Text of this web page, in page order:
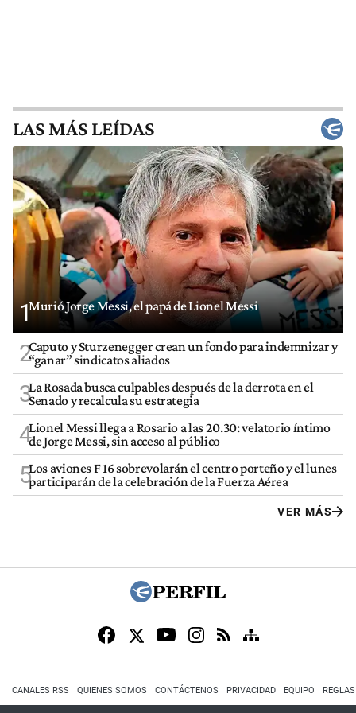
LAS MÁS LEÍDAS
1Murió Jorge Messi, el papá de Lionel Messi
2Caputo y Sturzenegger crean un fondo para indemnizar y
“ganar” sindicatos aliados
3La Rosada busca culpables después de la derrota en el
Senado y recalcula su estrategia
4Lionel Messi llega a Rosario a las 20.30: velatorio íntimo
de Jorge Messi, sin acceso al público
5Los aviones F 16 sobrevolarán el centro porteño y el lunes
participarán de la celebración de la Fuerza Aérea
VER MÁS
CANALES RSS QUIENES SOMOS CONTÁCTENOS PRIVACIDAD EQUIPO